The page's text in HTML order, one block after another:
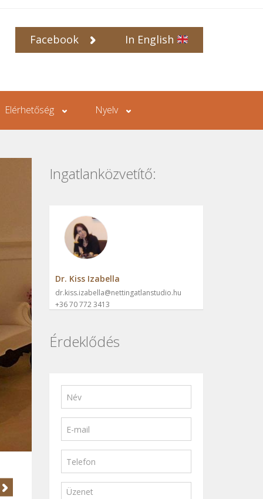
In English
Facebook
Elérhetőség Nyelv
Ingatlanközvetítő:
Dr. Kiss Izabella
dr.kiss.izabella@nettingatlanstudio.hu
+36 70 772 3413
Érdeklődés